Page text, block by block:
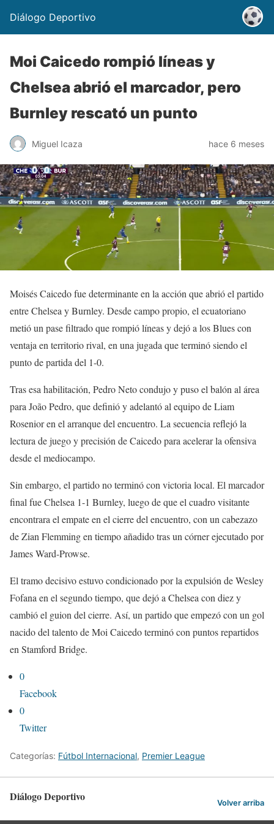
Diálogo Deportivo
Moi Caicedo rompió líneas y
Chelsea abrió el marcador, pero
Burnley rescató un punto
Miguel Icaza hace 6 meses
Moisés Caicedo fue determinante en la acción que abrió el partido
entre Chelsea y Burnley. Desde campo propio, el ecuatoriano
metió un pase filtrado que rompió líneas y dejó a los Blues con
ventaja en territorio rival, en una jugada que terminó siendo el
punto de partida del 1-0.
Tras esa habilitación, Pedro Neto condujo y puso el balón al área
para João Pedro, que definió y adelantó al equipo de Liam
Rosenior en el arranque del encuentro. La secuencia reflejó la
lectura de juego y precisión de Caicedo para acelerar la ofensiva
desde el mediocampo.
Sin embargo, el partido no terminó con victoria local. El marcador
final fue Chelsea 1-1 Burnley, luego de que el cuadro visitante
encontrara el empate en el cierre del encuentro, con un cabezazo
de Zian Flemming en tiempo añadido tras un córner ejecutado por
James Ward-Prowse.
El tramo decisivo estuvo condicionado por la expulsión de Wesley
Fofana en el segundo tiempo, que dejó a Chelsea con diez y
cambió el guion del cierre. Así, un partido que empezó con un gol
nacido del talento de Moi Caicedo terminó con puntos repartidos
en Stamford Bridge.
0
Facebook
0
Twitter
Categorías: Fútbol Internacional, Premier League
Diálogo Deportivo Volver arriba